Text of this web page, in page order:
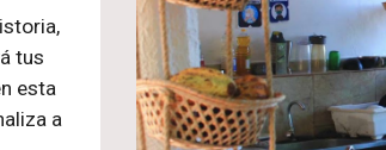
tus
esta
a